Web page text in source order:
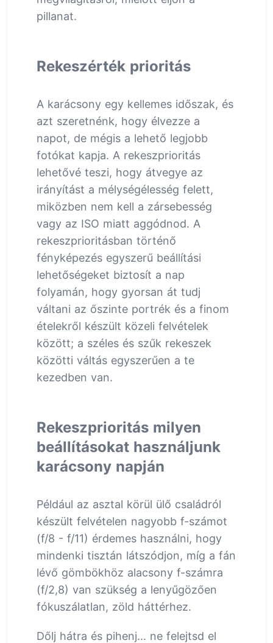
pillanat.
Rekeszérték prioritás
A karácsony egy kellemes időszak, és
azt szeretnénk, hogy élvezze a
napot, de mégis a lehető legjobb
fotókat kapja. A rekeszprioritás
lehetővé teszi, hogy átvegye az
irányítást a mélységélesség felett,
miközben nem kell a zársebesség
vagy az ISO miatt aggódnod. A
rekeszprioritásban történő
fényképezés egyszerű beállítási
lehetőségeket biztosít a nap
folyamán, hogy gyorsan át tudj
váltani az őszinte portrék és a finom
ételekről készült közeli felvételek
között; a széles és szűk rekeszek
közötti váltás egyszerűen a te
kezedben van.
Rekeszprioritás milyen
beállításokat használjunk
karácsony napján
Például az asztal körül ülő családról
készült felvételen nagyobb f-számot
(f/8 - f/11) érdemes használni, hogy
mindenki tisztán látszódjon, míg a fán
lévő gömbökhöz alacsony f-számra
(f/2,8) van szükség a lenyűgözően
fókuszálatlan, zöld háttérhez.
Dőlj hátra és pihenj... ne felejtsd el